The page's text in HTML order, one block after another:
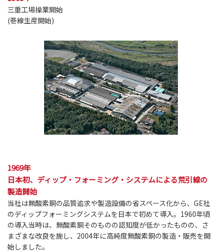
三重工場操業開始
(巻線生産開始)
1969年
日本初、ディップ・フォーミング・システムによる荒引線の
製造開始
当社は無酸素銅の品質追求や製造設備の省スペース化から、GE社
のディップフォーミングシステムを日本で初めて導入。1960年頃
の導入当時は、無酸素銅そのものの認知度が低かったものの、さ
まざまな改良を施し、2004年に高純度無酸素銅の製造・販売を開
始しました。